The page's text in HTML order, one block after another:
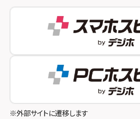
スマホスピタル 自由が丘
スマホスピタルオリナス錦糸町
スマホスピタル テルル成増
スマホスピタル池袋
スマホスピタル八王子
スマホスピタル by デジホ 姫
スマホスピタル伊丹
スマホスピタル奈良生駒
スマホスピタル和歌山
※外部サイトに遷移します